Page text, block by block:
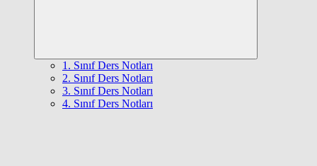
1. Sınıf Ders Notları
2. Sınıf Ders Notları
3. Sınıf Ders Notları
4. Sınıf Ders Notları